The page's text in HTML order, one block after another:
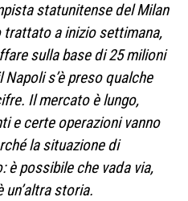
statunitense del Milan
trattato a inizio settimana,
sulla base di 25 milioni
s’è preso qualche
Il mercato è lungo,
e certe operazioni vanno
la situazione di
è possibile che vada via,
storia.